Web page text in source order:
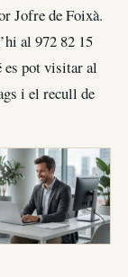
Jofre de Foixà.
al 972 82 15
es pot visitar al
i el recull de